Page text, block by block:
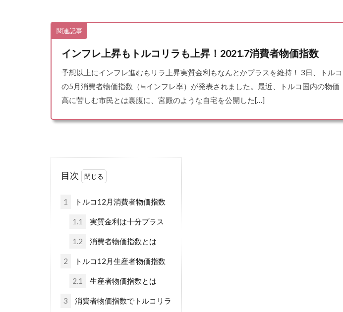
関連記事
インフレ上昇もトルコリラも上昇！2021.7消費者物価指数
予想以上にインフレ進むもリラ上昇実質金利もなんとかプラスを維持！ 3日、トルコ
の5月消費者物価指数（≒インフレ率）が発表されました。最近、トルコ国内の物価
高に苦しむ市民とは裏腹に、宮殿のような自宅を公開した[…]
目次
1 トルコ12月消費者物価指数
1.1 実質金利は十分プラス
1.2 消費者物価指数とは
2 トルコ12月生産者物価指数
2.1 生産者物価指数とは
3 消費者物価指数でトルコリラ